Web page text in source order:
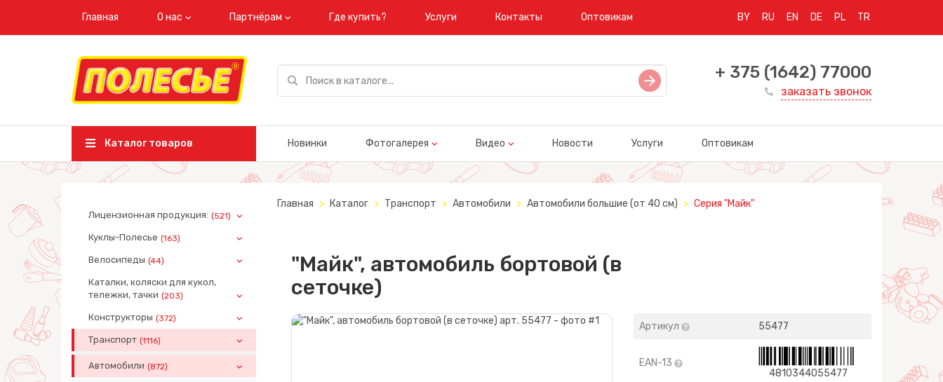
Главная О нас Партнёрам Где купить? Услуги Контакты Оптовикам BY RU EN DE PL TR
+ 375 (1642) 77000
заказать звонок
Каталог товаров Новинки Фотогалерея Видео Новости Услуги Оптовикам
Лицензионная продукция: (521)
Куклы-Полесье (163)
Велосипеды (44)
Каталки, коляски для кукол,
тележки, тачки (203)
Конструкторы (372)
Транспорт (1116)
Автомобили (872)
Главная Каталог Транспорт Автомобили Автомобили большие (от 40 см) Серия "Майк"
"Майк", автомобиль бортовой (в
сеточке)
Артикул 55477
EAN-13
4810344055477